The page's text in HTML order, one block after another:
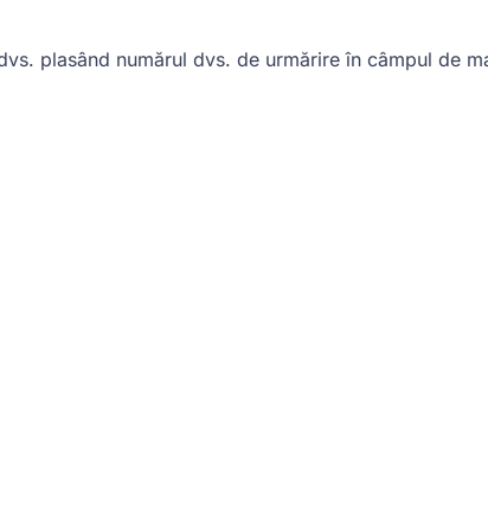
plasând numărul dvs. de urmărire în câmpul de